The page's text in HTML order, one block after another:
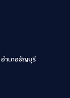
อำเภอธัญบุรี